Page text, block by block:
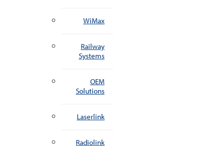
WiMax
Railway
Systems
OEM
Solutions
Laserlink
Radiolink